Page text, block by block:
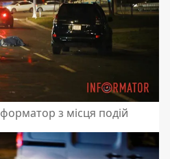
з місця подій